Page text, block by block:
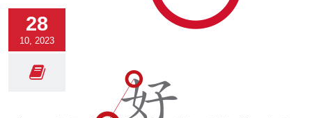
28
10, 2023